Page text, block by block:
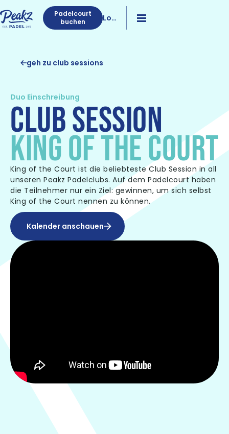
Padelcourt
buchen
Log
geh zu club sessions
Duo Einschreibung
CLUB SESSION
KING OF THE COURT
King of the Court ist die beliebteste Club Session in all
unseren Peakz Padelclubs. Auf dem Padelcourt haben
die Teilnehmer nur ein Ziel: gewinnen, um sich selbst
King of the Court nennen zu können.
Kalender anschauen